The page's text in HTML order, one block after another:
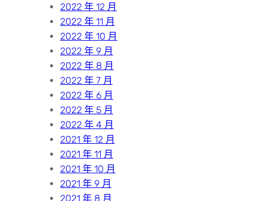
2022 年 12 月
2022 年 11 月
2022 年 10 月
2022 年 9 月
2022 年 8 月
2022 年 7 月
2022 年 6 月
2022 年 5 月
2022 年 4 月
2021 年 12 月
2021 年 11 月
2021 年 10 月
2021 年 9 月
2021 年 8 月